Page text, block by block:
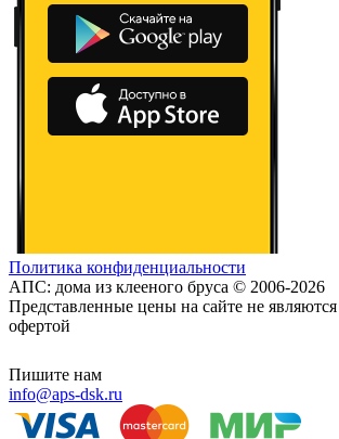
Политика конфиденциальности
АПС: дома из клееного бруса © 2006-2026
Представленные цены на сайте не
офертой
Пишите нам
info@aps-dsk.ru